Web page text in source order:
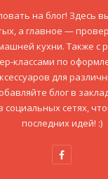
на блог! Здесь
а главное —
кухни. Также с
классами по
для
блог в
социальных сетях,
последних идей! :)